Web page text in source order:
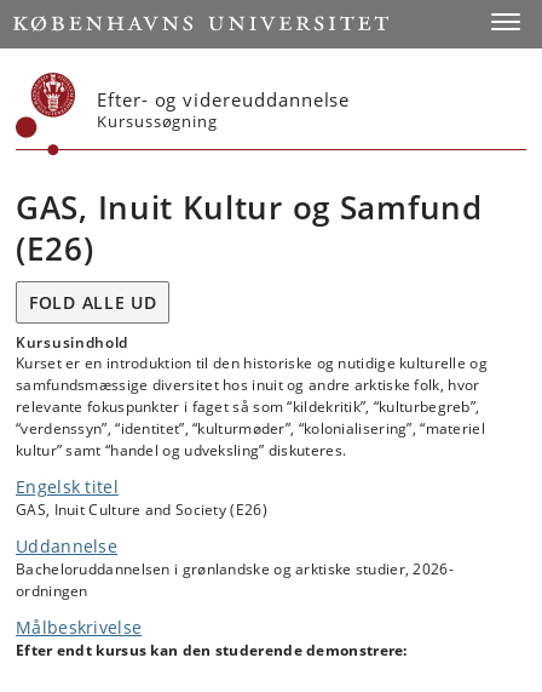
Start
Efter- og videreuddannelse
Kursussøgning
GAS, Inuit Kultur og Samfund
(E26)
FOLD ALLE UD
Kursusindhold
Kurset er en introduktion til den historiske og nutidige kulturelle og
samfundsmæssige diversitet hos inuit og andre arktiske folk, hvor
relevante fokuspunkter i faget så som “kildekritik”, “kulturbegreb”,
“verdenssyn”, “identitet”, “kulturmøder”, “kolonialisering”, “materiel
kultur” samt “handel og udveksling” diskuteres.
Engelsk titel
GAS, Inuit Culture and Society (E26)
Uddannelse
Bacheloruddannelsen i grønlandske og arktiske studier, 2026-
ordningen
Målbeskrivelse
Efter endt kursus kan den studerende demonstrere: